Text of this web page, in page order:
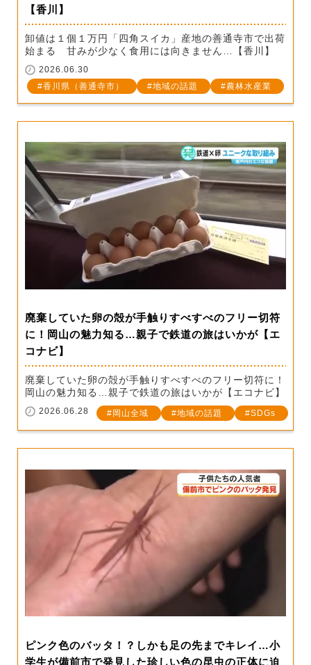
【香川】
卸値は１個１万円「四角スイカ」産地の善通寺市で出荷
始まる 甘みが少なく食用には向きません…【香川】
2026.06.30
香川県（善通寺市）
地域の話題 農林水産業
廃棄していた卵の殻が手触りすべすべのフリー切符
に！岡山の魅力知る…親子で鉄道の旅はいかが【エ
コナビ】
廃棄していた卵の殻が手触りすべすべのフリー切符に！
岡山の魅力知る…親子で鉄道の旅はいかが【エコナビ】
2026.06.28 岡山全域 地域の話題 SDGs
ピンク色のバッタ！？しかも足の先までキレイ…小
学生が備前市で発見した珍しい色の昆虫の正体に迫